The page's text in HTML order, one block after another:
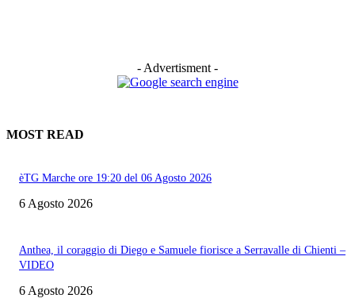
- Advertisment -
MOST READ
èTG Marche ore 19:20 del 06 Agosto 2026
6 Agosto 2026
Anthea, il coraggio di Diego e Samuele fiorisce a Serravalle di Chienti –
VIDEO
6 Agosto 2026